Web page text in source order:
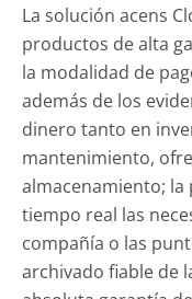
La solución acens
productos de alta
la modalidad de
además de los
dinero tanto en
mantenimiento,
almacenamiento;
tiempo real las
compañía o las
archivado fiable de